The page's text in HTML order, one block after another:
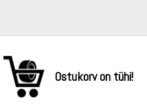
Ostukorv on tühi!